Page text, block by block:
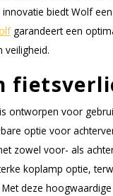
biedt Wolf
garandeert een
veiligheid.
ontworpen voor
optie voor
zowel voor- als
koplamp optie,
deze